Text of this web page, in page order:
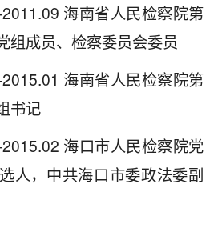
海南省人民检察院第
组成员、检察委员会委员
海南省人民检察院第
书记
海口市人民检察院党
人，中共海口市委政法委副